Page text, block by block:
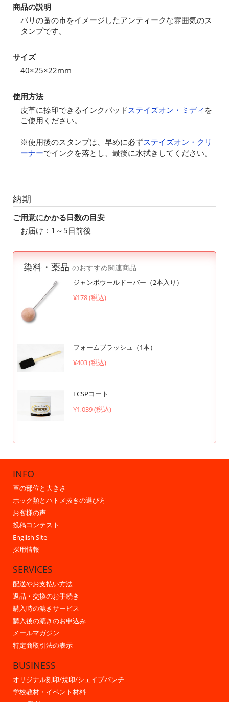
商品の説明
パリの蚤の市をイメージしたアンティークな雰囲気のス
タンプです。
サイズ
40×25×22mm
使用方法
皮革に捺印できるインクパッドステイズオン・ミディ を
ご使用ください。
※使用後のスタンプは、早めに必ずステイズオン・クリ
ーナーでインクを落とし、最後に水拭きしてください。
納期
ご用意にかかる日数の目安
お届け：1～5日前後
染料・薬品 のおすすめ関連商品
ジャンボウールドーバー（2本入り）
¥178 (税込)
フォームブラッシュ（1本）
¥403 (税込)
LCSPコート
¥1,039 (税込)
INFO
革の部位と大きさ
ホック類とハトメ抜きの選び方
お客様の声
投稿コンテスト
English Site
採用情報
SERVICES
配送やお支払い方法
返品・交換のお手続き
購入時の漉きサービス
購入後の漉きのお申込み
メールマガジン
特定商取引法の表示
BUSINESS
オリジナル刻印/焼印/シェイプパンチ
学校教材・イベント材料